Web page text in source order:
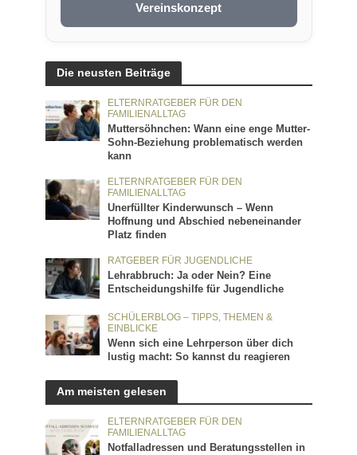
Vereinskonzept
Die neusten Beiträge
ELTERNRATGEBER FÜR DEN
FAMILIENALLTAG
Muttersöhnchen: Wann eine enge Mutter-
Sohn-Beziehung problematisch werden
kann
ELTERNRATGEBER FÜR DEN
FAMILIENALLTAG
Unerfüllter Kinderwunsch – Wenn
Hoffnung und Abschied nebeneinander
Platz finden
RATGEBER FÜR JUGENDLICHE
Lehrabbruch: Ja oder Nein? Eine
Entscheidungshilfe für Jugendliche
SCHÜLERBLOG – TIPPS, THEMEN &
EINBLICKE
Wenn sich eine Lehrperson über dich
lustig macht: So kannst du reagieren
Am meisten gelesen
ELTERNRATGEBER FÜR DEN
FAMILIENALLTAG
Notfalladressen und Beratungsstellen in